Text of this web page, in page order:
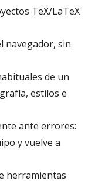
TeX/LaTeX
navegador, sin
de un
estilos e
ante errores:
y vuelve a
herramientas